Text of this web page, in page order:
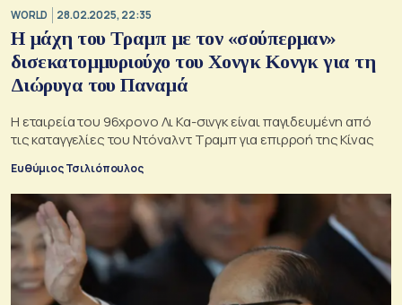
WORLD 28.02.2025, 22:35
Η μάχη του Τραμπ με τον «σούπερμαν»
δισεκατομμυριούχο του Χονγκ Κονγκ για τη
Διώρυγα του Παναμά
Η εταιρεία του 96χρονο Λι Κα-σινγκ είναι παγιδευμένη από
τις καταγγελίες του Ντόναλντ Τραμπ για επιρροή της Κίνας
Ευθύμιος Τσιλιόπουλος